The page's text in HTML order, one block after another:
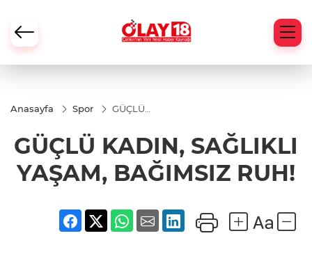
Anasayfa Spor
GÜÇLÜ
YAŞAM,
BAĞIMSIZ
RUH!
GÜÇLÜ KADIN, SAĞLIKLI
YAŞAM, BAĞIMSIZ RUH!